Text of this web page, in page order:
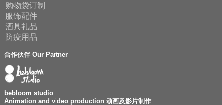
购物袋订制
服饰配件
酒具礼品
防疫用品
合作伙伴 Our Partner
bebloom studio
Animation and video production 动画及影片制作